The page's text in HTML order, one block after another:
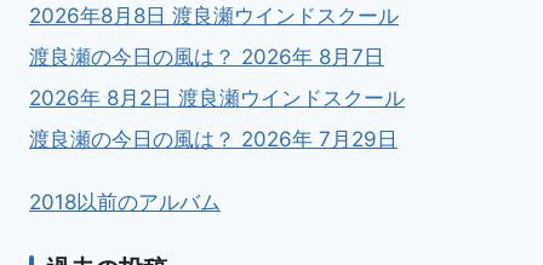
2026年8月8日 渡良瀬ウインドスクール
渡良瀬の今日の風は？ 2026年 8月7日
2026年 8月2日 渡良瀬ウインドスクール
渡良瀬の今日の風は？ 2026年 7月29日
2018以前のアルバム